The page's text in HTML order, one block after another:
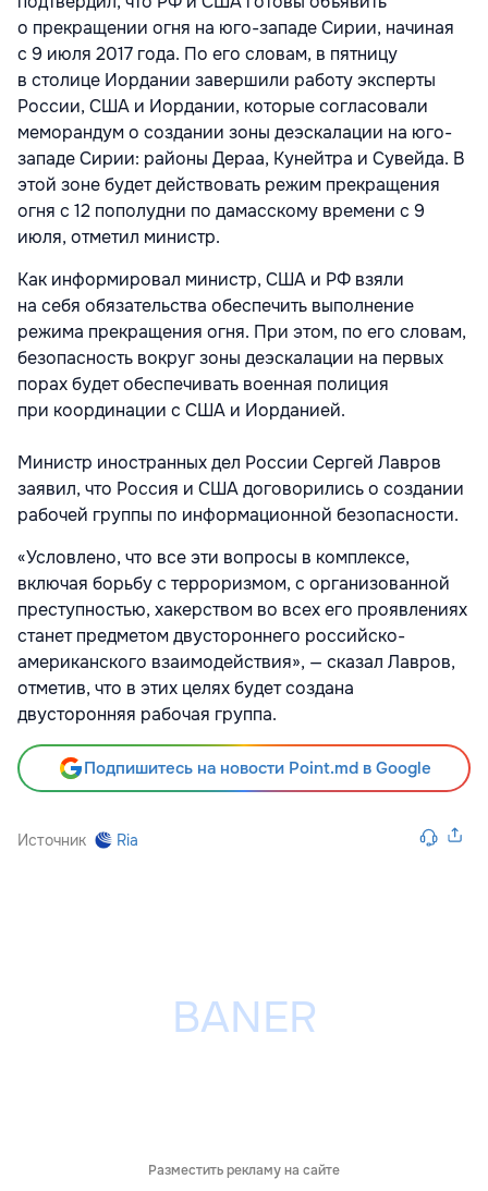
о прекращении огня на юго-западе Сирии, начиная
с 9 июля 2017 года. По его словам, в пятницу
в столице Иордании завершили работу эксперты
России, США и Иордании, которые согласовали
меморандум о создании зоны деэскалации на юго-
западе Сирии: районы Дераа, Кунейтра и Сувейда. В
этой зоне будет действовать режим прекращения
огня с 12 пополудни по дамасскому времени с 9
июля, отметил министр.
Как информировал министр, США и РФ взяли
на себя обязательства обеспечить выполнение
режима прекращения огня. При этом, по его словам,
безопасность вокруг зоны деэскалации на первых
порах будет обеспечивать военная полиция
при координации с США и Иорданией.
Министр иностранных дел России Сергей Лавров
заявил, что Россия и США договорились о создании
рабочей группы по информационной безопасности.
«Условлено, что все эти вопросы в комплексе,
включая борьбу с терроризмом, с организованной
преступностью, хакерством во всех его проявлениях
станет предметом двустороннего российско-
американского взаимодействия», — сказал Лавров,
отметив, что в этих целях будет создана
двусторонняя рабочая группа.
Подпишитесь на новости Point.md в Google
Источник Ria
Разместить рекламу на сайте